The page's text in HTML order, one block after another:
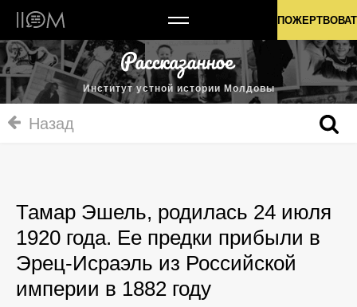
Институт устной истории Молдовы
Институт устной истории Молдовы
Назад
Тамар Эшель, родилась 24 июля
1920 года. Ee предки прибыли в
Эрец-Исраэль из Российской
империи в 1882 году